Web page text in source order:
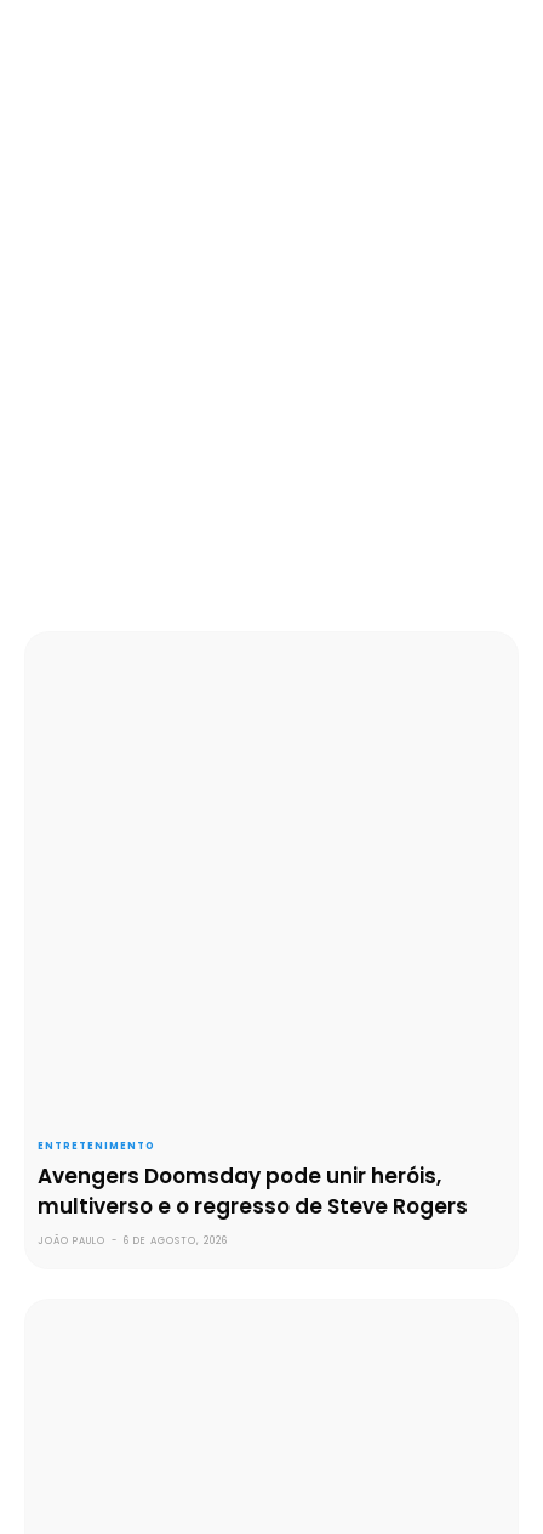
ENTRETENIMENTO
Avengers Doomsday pode unir heróis,
multiverso e o regresso de Steve Rogers
JOÃO PAULO - 6 DE AGOSTO, 2026